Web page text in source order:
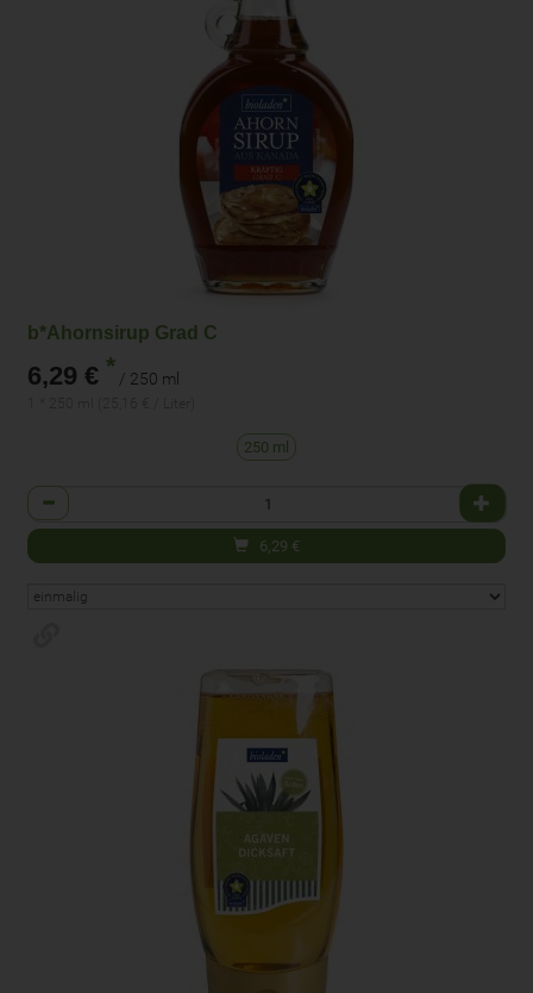
b*Ahornsirup Grad C
6,29 € * / 250 ml
250 ml
Anzahl
6,29 €